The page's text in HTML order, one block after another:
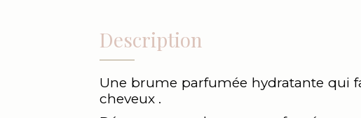
Description
Une brume parfumée hydratante qui
cheveux .